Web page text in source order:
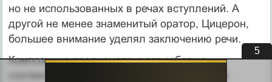
но не использованных в речах вступлений. А
другой не менее знаменитый оратор, Цицерон,
большее внимание уделял заключению речи.
Композиция предусматривает заботу о
соответствии, соразмерности частей, об их
4